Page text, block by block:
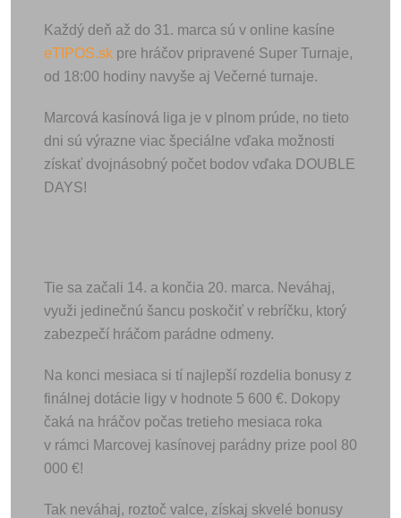
Každý deň až do 31. marca sú v online kasíne
eTIPOS.sk pre hráčov pripravené Super Turnaje,
od 18:00 hodiny navyše aj Večerné turnaje.
Marcová kasínová liga je v plnom prúde, no tieto
dni sú výrazne viac špeciálne vďaka možnosti
získať dvojnásobný počet bodov vďaka DOUBLE
DAYS!
Tie sa začali 14. a končia 20. marca. Neváhaj,
využi jedinečnú šancu poskočiť v rebríčku, ktorý
zabezpečí hráčom parádne odmeny.
Na konci mesiaca si tí najlepší rozdelia bonusy z
finálnej dotácie ligy v hodnote 5 600 €. Dokopy
čaká na hráčov počas tretieho mesiaca roka
v rámci Marcovej kasínovej parádny prize pool 80
000 €!
Tak neváhaj, roztoč valce, získaj skvelé bonusy